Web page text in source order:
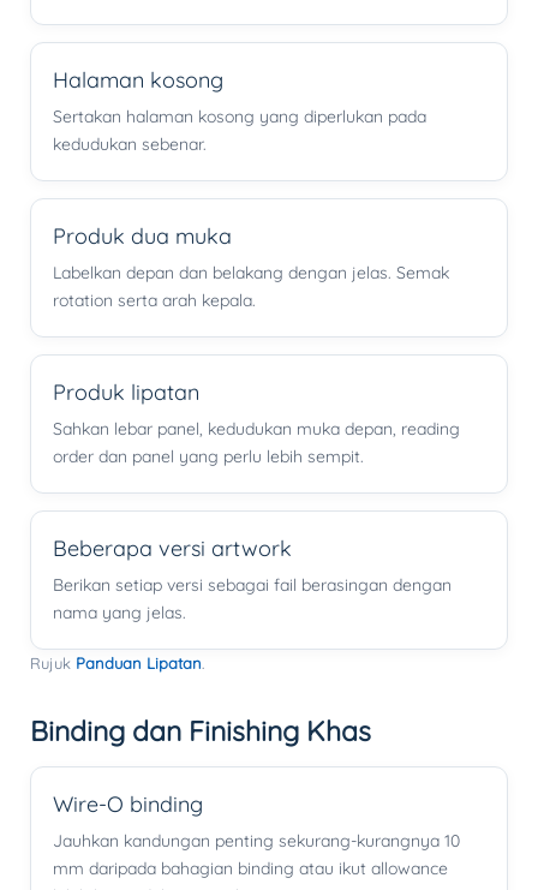
Halaman kosong
Sertakan halaman kosong yang diperlukan pada
kedudukan sebenar.
Produk dua muka
Labelkan depan dan belakang dengan jelas. Semak
rotation serta arah kepala.
Produk lipatan
Sahkan lebar panel, kedudukan muka depan, reading
order dan panel yang perlu lebih sempit.
Beberapa versi artwork
Berikan setiap versi sebagai fail berasingan dengan
nama yang jelas.
Rujuk Panduan Lipatan
Binding dan Finishing Khas
Wire-O binding
Jauhkan kandungan penting sekurang-kurangnya 10
mm daripada bahagian binding atau ikut allowance